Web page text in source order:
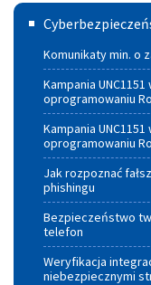
Źródeł
Energii
dla
Gmin
Województwa
Małopolskiego
Komunikaty min. o
Kampania
oprogramowaniu
Kampania
oprogramowaniu
Jak rozpoznać
phishingu
Bezpieczeństwo
telefon
Weryfikacja
niebezpiecznymi